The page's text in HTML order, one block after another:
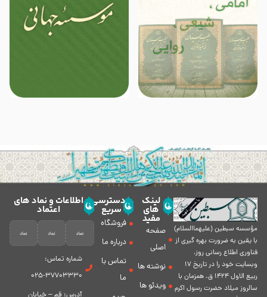
مؤسسه سبطين (عليهماالسلام)
با يقين به ضرورت بهره گیرى از
فناورى اطلاع رسانى روز،
وبسایت خود را در تاريخ 17
ربيع الاول 1424 ق. همزمان با
سالروز ميلاد حضرت رسول اكرم
لینک
های
مفید
صفحه
اصلی
نوشته ها
ویدئو ها
دسترسی
سریع
فروشگاه
درباره ما
تماس با
ما
اطلاعات و نماد های
اعتماد
شماره تماس:
37703330-025